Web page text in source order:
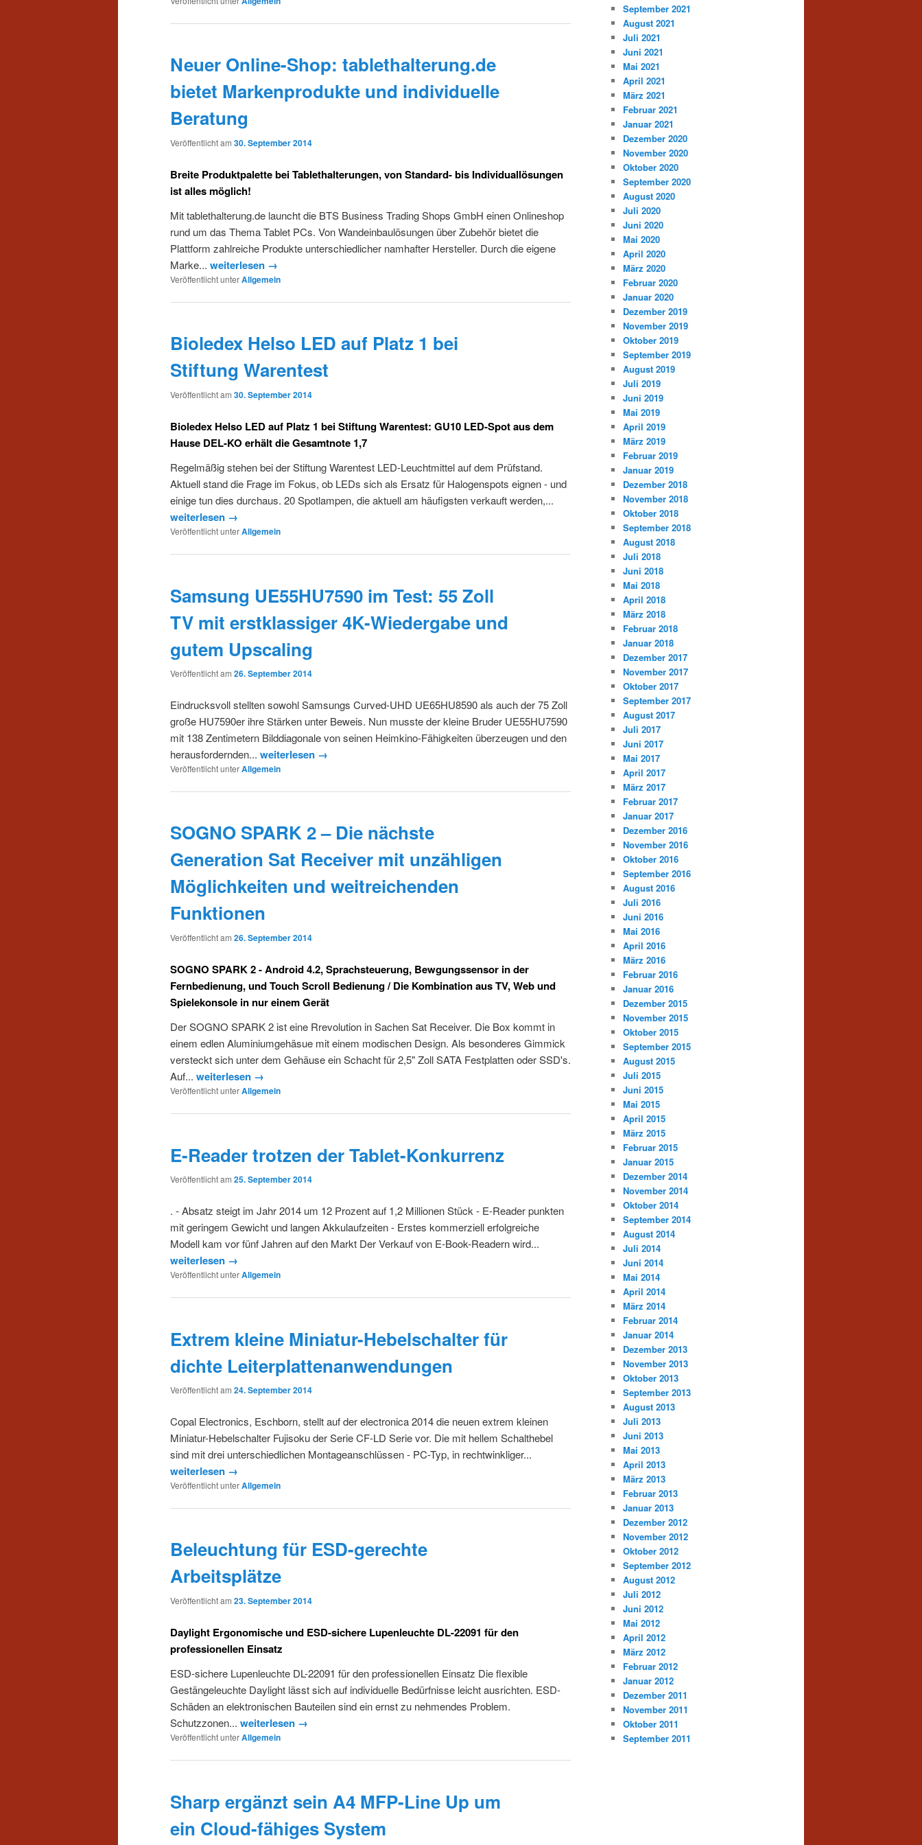
Neuer Online-Shop: tablethalterung.de
bietet Markenprodukte und individuelle
Beratung
Veröffentlicht am 30. September 2014
Breite Produktpalette bei Tablethalterungen, von Standard- bis Individuallösungen
ist alles möglich!
Mit tablethalterung.de launcht die BTS Business Trading Shops GmbH einen Onlineshop
rund um das Thema Tablet PCs. Von Wandeinbaulösungen über Zubehör bietet die
Plattform zahlreiche Produkte unterschiedlicher namhafter Hersteller. Durch die eigene
Marke... weiterlesen →
Veröffentlicht unterAllgemein
Bioledex Helso LED auf Platz 1 bei
Stiftung Warentest
Veröffentlicht am 30. September 2014
Bioledex Helso LED auf Platz 1 bei Stiftung Warentest: GU10 LED-Spot aus dem
Hause DEL-KO erhält die Gesamtnote 1,7
Regelmäßig stehen bei der Stiftung Warentest LED-Leuchtmittel auf dem Prüfstand.
Aktuell stand die Frage im Fokus, ob LEDs sich als Ersatz für Halogenspots eignen - und
einige tun dies durchaus. 20 Spotlampen, die aktuell am häufigsten verkauft werden,...
weiterlesen →
Veröffentlicht unterAllgemein
Samsung UE55HU7590 im Test: 55 Zoll
TV mit erstklassiger 4K-Wiedergabe und
gutem Upscaling
Veröffentlicht am 26. September 2014
Eindrucksvoll stellten sowohl Samsungs Curved-UHD UE65HU8590 als auch der 75 Zoll
große HU7590er ihre Stärken unter Beweis. Nun musste der kleine Bruder UE55HU7590
mit 138 Zentimetern Bilddiagonale von seinen Heimkino-Fähigkeiten überzeugen und den
herausfordernden... weiterlesen →
Veröffentlicht unterAllgemein
SOGNO SPARK 2 – Die nächste
Generation Sat Receiver mit unzähligen
Möglichkeiten und weitreichenden
Funktionen
Veröffentlicht am 26. September 2014
SOGNO SPARK 2 - Android 4.2, Sprachsteuerung, Bewgungssensor in der
Fernbedienung, und Touch Scroll Bedienung / Die Kombination aus TV, Web und
Spielekonsole in nur einem Gerät
Der SOGNO SPARK 2 ist eine Rrevolution in Sachen Sat Receiver. Die Box kommt in
einem edlen Aluminiumgehäsue mit einem modischen Design. Als besonderes Gimmick
versteckt sich unter dem Gehäuse ein Schacht für 2,5" Zoll SATA Festplatten oder SSD's.
Auf... weiterlesen →
Veröffentlicht unterAllgemein
E-Reader trotzen der Tablet-Konkurrenz
Veröffentlicht am 25. September 2014
. - Absatz steigt im Jahr 2014 um 12 Prozent auf 1,2 Millionen Stück - E-Reader punkten
mit geringem Gewicht und langen Akkulaufzeiten - Erstes kommerziell erfolgreiche
Modell kam vor fünf Jahren auf den Markt Der Verkauf von E-Book-Readern wird...
weiterlesen →
Veröffentlicht unterAllgemein
Extrem kleine Miniatur-Hebelschalter für
dichte Leiterplattenanwendungen
Veröffentlicht am 24. September 2014
Copal Electronics, Eschborn, stellt auf der electronica 2014 die neuen extrem kleinen
Miniatur-Hebelschalter Fujisoku der Serie CF-LD Serie vor. Die mit hellem Schalthebel
sind mit drei unterschiedlichen Montageanschlüssen - PC-Typ, in rechtwinkliger...
weiterlesen →
Veröffentlicht unterAllgemein
Beleuchtung für ESD-gerechte
Arbeitsplätze
Veröffentlicht am 23. September 2014
Daylight Ergonomische und ESD-sichere Lupenleuchte DL-22091 für den
professionellen Einsatz
ESD-sichere Lupenleuchte DL-22091 für den professionellen Einsatz Die flexible
Gestängeleuchte Daylight lässt sich auf individuelle Bedürfnisse leicht ausrichten. ESD-
Schäden an elektronischen Bauteilen sind ein ernst zu nehmendes Problem.
Schutzzonen... weiterlesen →
Veröffentlicht unterAllgemein
Sharp ergänzt sein A4 MFP-Line Up um
ein Cloud-fähiges System
September 2021
August 2021
Juli 2021
Juni 2021
Mai 2021
April 2021
März 2021
Februar 2021
Januar 2021
Dezember 2020
November 2020
Oktober 2020
September 2020
August 2020
Juli 2020
Juni 2020
Mai 2020
April 2020
März 2020
Februar 2020
Januar 2020
Dezember 2019
November 2019
Oktober 2019
September 2019
August 2019
Juli 2019
Juni 2019
Mai 2019
April 2019
März 2019
Februar 2019
Januar 2019
Dezember 2018
November 2018
Oktober 2018
September 2018
August 2018
Juli 2018
Juni 2018
Mai 2018
April 2018
März 2018
Februar 2018
Januar 2018
Dezember 2017
November 2017
Oktober 2017
September 2017
August 2017
Juli 2017
Juni 2017
Mai 2017
April 2017
März 2017
Februar 2017
Januar 2017
Dezember 2016
November 2016
Oktober 2016
September 2016
August 2016
Juli 2016
Juni 2016
Mai 2016
April 2016
März 2016
Februar 2016
Januar 2016
Dezember 2015
November 2015
Oktober 2015
September 2015
August 2015
Juli 2015
Juni 2015
Mai 2015
April 2015
März 2015
Februar 2015
Januar 2015
Dezember 2014
November 2014
Oktober 2014
September 2014
August 2014
Juli 2014
Juni 2014
Mai 2014
April 2014
März 2014
Februar 2014
Januar 2014
Dezember 2013
November 2013
Oktober 2013
September 2013
August 2013
Juli 2013
Juni 2013
Mai 2013
April 2013
März 2013
Februar 2013
Januar 2013
Dezember 2012
November 2012
Oktober 2012
September 2012
August 2012
Juli 2012
Juni 2012
Mai 2012
April 2012
März 2012
Februar 2012
Januar 2012
Dezember 2011
November 2011
Oktober 2011
September 2011